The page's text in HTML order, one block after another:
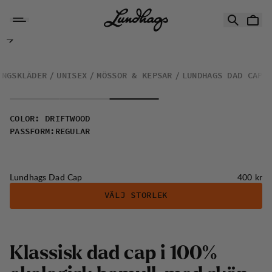
Lundhags Dad Cap
UNISEX MÖSSOR & KEPSAR LUNDHAGS DAD CAP
COLOR :
DRIFTWOOD
PASSFORM : REGULAR
Lundhags Dad Cap Pris:
400 kr
VÄLJ STORLEK
Klassisk dad cap i 100%